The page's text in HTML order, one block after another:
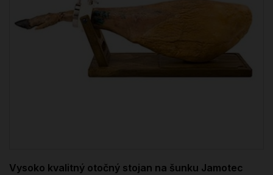
Vysoko kvalitný otočný stojan na šunku Jamotec